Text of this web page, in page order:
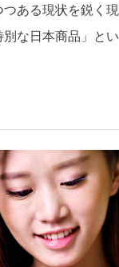
ある現状を鋭く
な日本商品」と